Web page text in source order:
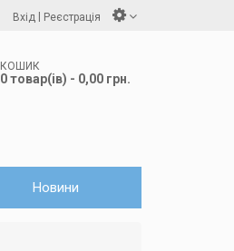
Вхід | Реєстрація
КОШИК
0 товар(ів) - 0,00 грн.
Новини